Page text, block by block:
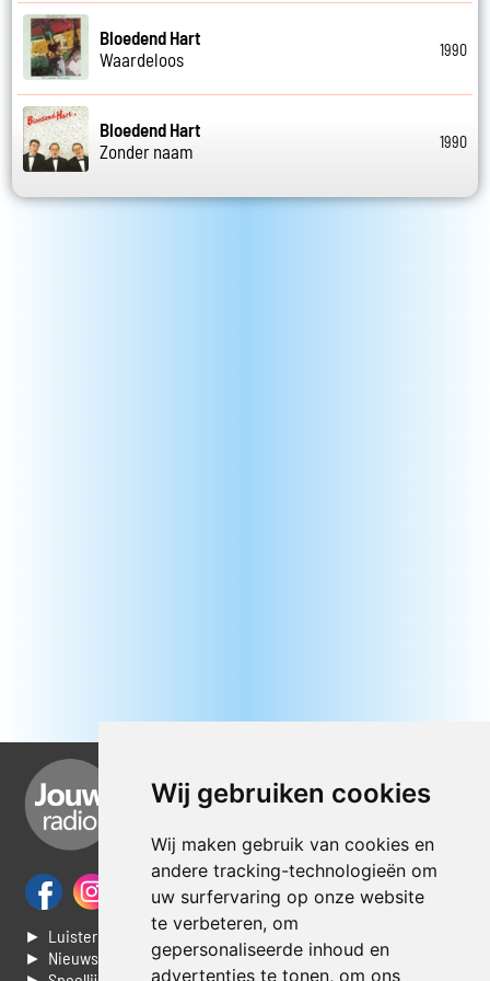
Wij gebruiken cookies
Wij maken gebruik van cookies en
andere tracking-technologieën om
uw surfervaring op onze website
te verbeteren, om
gepersonaliseerde inhoud en
advertenties te tonen, om ons
Bloedend Hart
Waardeloos
1990
Bloedend Hart
Zonder naam
1990
► Luisteren naar Jouwradio
► Nieuws